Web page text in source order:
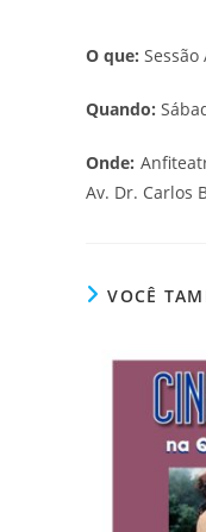
O que:
Quando:
Onde:
Av. Dr. Carlos
VOCÊ